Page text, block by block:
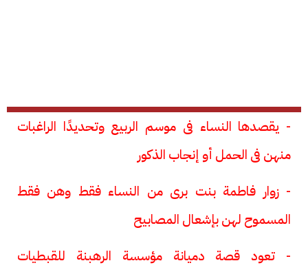
- يقصدها النساء فى موسم الربيع وتحديدًا الراغبات
منهن فى الحمل أو إنجاب الذكور
- زوار فاطمة بنت برى من النساء فقط وهن فقط
المسموح لهن بإشعال المصابيح
- تعود قصة دميانة مؤسسة الرهبنة للقبطيات